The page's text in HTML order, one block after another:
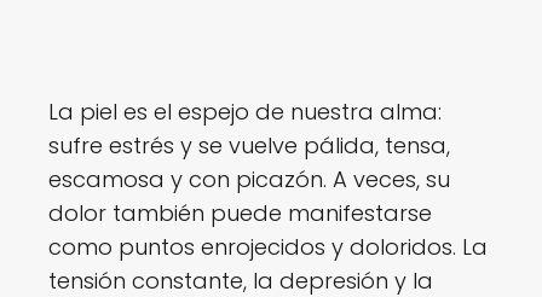
La piel es el espejo de nuestra alma:
sufre estrés y se vuelve pálida, tensa,
escamosa y con picazón. A veces, su
dolor también puede manifestarse
como puntos enrojecidos y doloridos. La
tensión constante, la depresión y la